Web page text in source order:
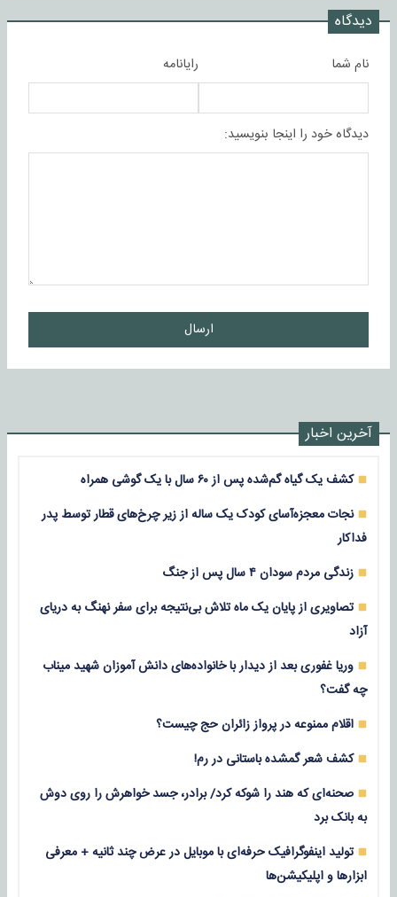
دیدگاه
نام شما رایانامه
دیدگاه خود را اینجا بنویسید:
ارسال
آخرین اخبار
کشف یک گیاه گم‌شده پس از ۶۰ سال با یک گوشی همراه
نجات معجزه‌آسای کودک یک ساله از زیر چرخ‌های قطار توسط پدر
فداکار
زندگی مردم سودان ۴ سال پس از جنگ
تصاویری از پایان یک ماه تلاش بی‌نتیجه برای سفر نهنگ به دریای
آزاد
وریا غفوری بعد از دیدار با خانواده‌های دانش آموزان شهید میناب
چه گفت؟
اقلام ممنوعه در پرواز زائران حج چیست؟
کشف شعر گمشده باستانی در رم!
صحنه‌ای که هند را شوکه کرد/ برادر، جسد خواهرش را روی دوش
به بانک برد
تولید اینفوگرافیک حرفه‌ای با موبایل در عرض چند ثانیه + معرفی
ابزارها و اپلیکیشن‌ها